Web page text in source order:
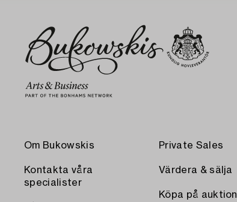
Om Bukowskis
Kontakta våra
specialister
Private Sales
Värdera & sälja
Köpa på auktion